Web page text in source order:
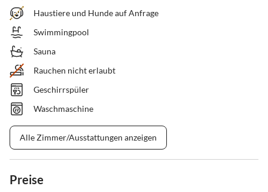
Haustiere und Hunde auf Anfrage
Swimmingpool
Sauna
Rauchen nicht erlaubt
Geschirrspüler
Waschmaschine
Alle Zimmer/Ausstattungen anzeigen
Preise